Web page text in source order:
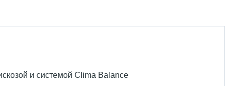
и системой Clima Balance